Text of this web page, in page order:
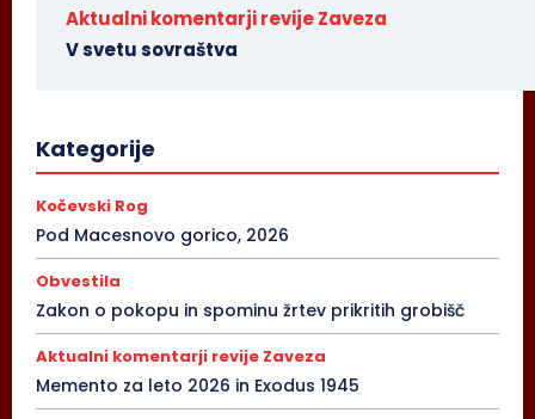
Aktualni komentarji revije Zaveza
V svetu sovraštva
Kategorije
Kočevski Rog
Pod Macesnovo gorico, 2026
Obvestila
Zakon o pokopu in spominu žrtev prikritih grobišč
Aktualni komentarji revije Zaveza
Memento za leto 2026 in Exodus 1945